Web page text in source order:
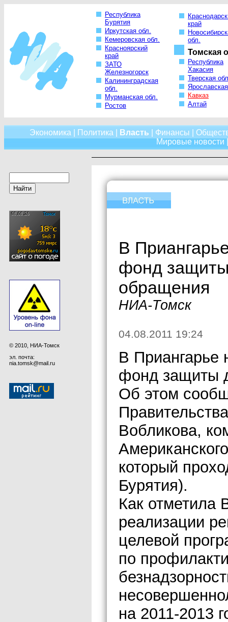
Республика
Бурятия
Иркутская обл.
Кемеровская обл.
Красноярский
край
ЗАТО
Железногорск
Калининградская
обл.
Мурманская обл.
Ростов
край
обл.
Томская
Республика
Хакасия
Тверская
Кавказ
Алтай
Экономика Политика Власть Финансы
Мировые новости
© 2010, НИА-Томск
эл. почта:
nia.tomsk@mail.ru
В
фонд защиты
обращения
НИА-Томск
04.08.2011 19:24
В Приангарье
фонд защиты
Об этом
Вобликова,
который
Бурятия).
Как отметила
реализации
целевой
по
на 2011-2013